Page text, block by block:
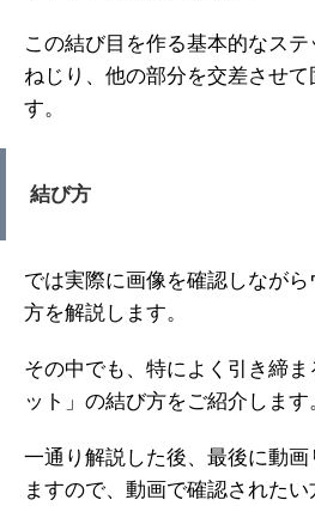
この結び目を作る基本的なス
ねじり、他の部分を交差させ
す。
結び方
では実際に画像を確認しなが
方を解説します。
その中でも、特によく引き締
ット」の結び方をご紹介します
一通り解説した後、最後に動画
ますので、動画で確認された